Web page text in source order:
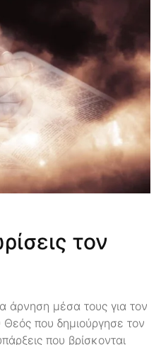
τον
άρνηση μέσα τους για τον
που δημιούργησε τον
που βρίσκονται